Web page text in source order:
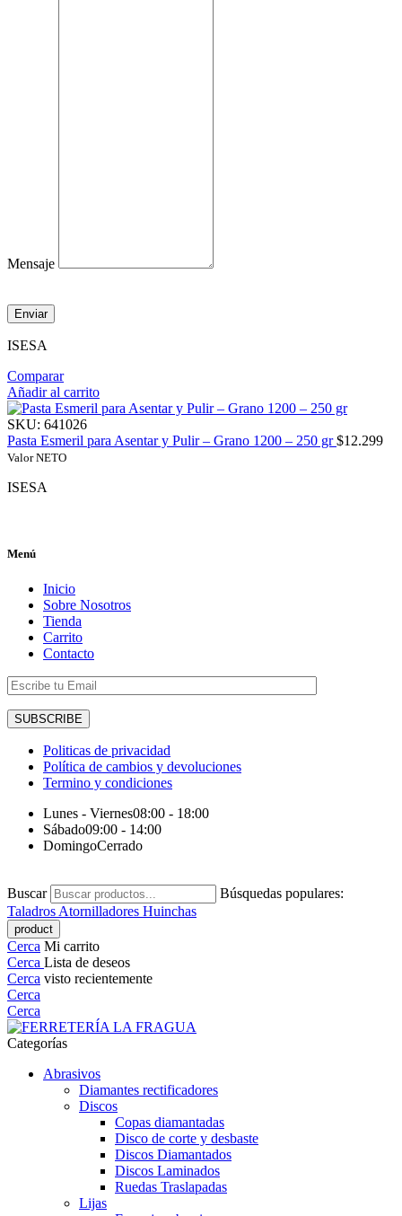
Mensaje
Enviar
ISESA
Comparar
Añadir al carrito
SKU: 641026
Pasta Esmeril para Asentar y Pulir – Grano 1200 – 250 gr$12.299
Valor NETO
ISESA
Menú
Inicio
Sobre Nosotros
Tienda
Carrito
Contacto
Politicas de privacidad
Política de cambios y devoluciones
Termino y condiciones
Lunes - Viernes08:00 - 18:00
Sábado09:00 - 14:00
DomingoCerrado
Buscar
Búsquedas populares:
Taladros Atornilladores Huinchas
Cerca Mi carrito
Cerca Lista de deseos
Cerca visto recientemente
Cerca
Cerca
Categorías
Abrasivos
Diamantes rectificadores
Discos
Copas diamantadas
Disco de corte y desbaste
Discos Diamantados
Discos Laminados
Ruedas Traslapadas
Lijas